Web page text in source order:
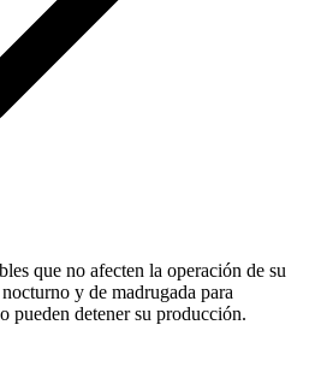
que no afecten la operación de su
y de madrugada para
pueden detener su producción.